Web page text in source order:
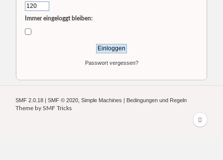
Immer eingeloggt bleiben:
Passwort vergessen?
SMF 2.0.18 |SMF © 2020 ,Simple Machines | Bedingungen und Regeln
Theme bySMF Tricks